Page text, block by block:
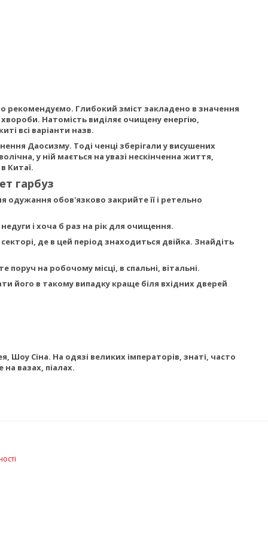
рекомендуємо. Глибокий зміст закладено в значення
Натомість виділяє очищену енергію,
всі варіанти назв.
Даосизму. Тоді ченці зберігали у висушених
у ній мається на увазі нескінченна життя,
Китаї.
гарбуз
одужання обов'язково закрийте її і ретельно
і хоча б раз на рік для очищення.
де в цей період знаходиться двійка. Знайдіть
на робочому місці, в спальні, вітальні.
його в такому випадку краще біля вхідних дверей
Сіна. На одязі великих імператорів, знаті, часто
на вазах, піалах.